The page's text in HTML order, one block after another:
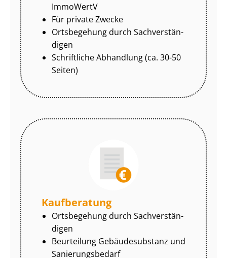
ImmoWertV
Für private Zwecke
Ortsbegehung durch Sach­ver­stän­
di­gen
Schriftliche Abhandlung (ca. 30-50
Seiten)
Kaufberatung
Ortsbegehung durch Sach­ver­stän­
di­gen
Beurteilung Gebäudesubstanz und
Sa­nie­rungs­be­darf